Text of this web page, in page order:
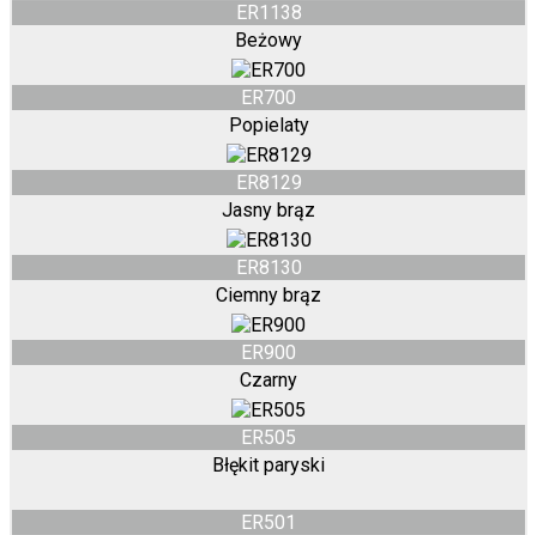
ER1138
Beżowy
ER700
Popielaty
ER8129
Jasny brąz
ER8130
Ciemny brąz
ER900
Czarny
ER505
Błękit paryski
ER501